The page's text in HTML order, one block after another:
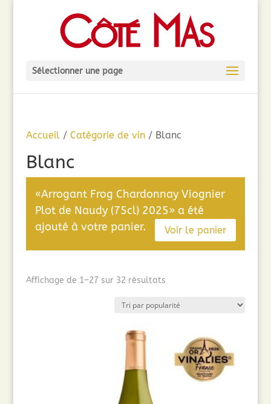
Sélectionner une page
Accueil/ Catégorie de vin/ Blanc
Blanc
«Arrogant Frog Chardonnay Viognier
Plot de Naudy (75cl) 2025» a été
ajouté à votre panier.
Voir le panier
Affichage de 1–27 sur 32 résultatsTrié